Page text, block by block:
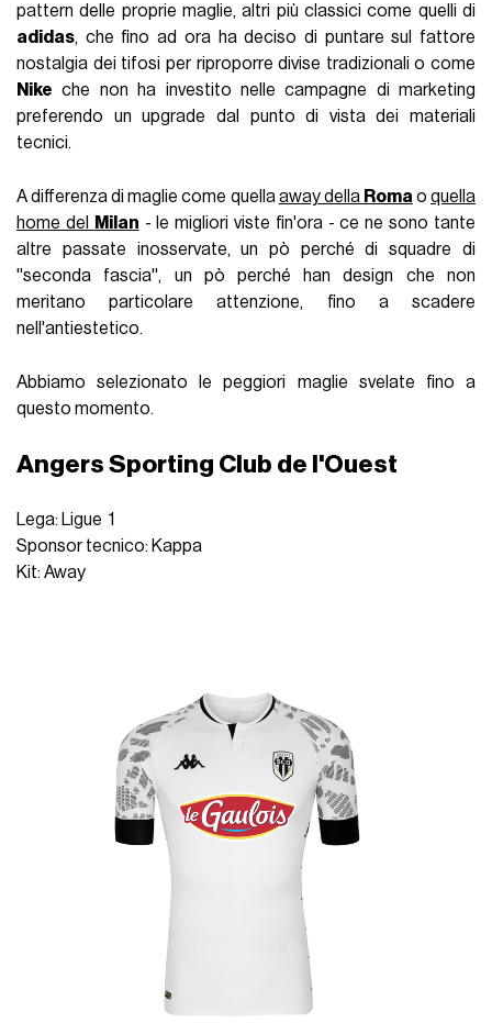
pattern delle proprie maglie, altri più classici come quelli di
adidas, che fino ad ora ha deciso di puntare sul fattore
nostalgia dei tifosi per riproporre divise tradizionali o come
Nike che non ha investito nelle campagne di marketing
preferendo un upgrade dal punto di vista dei materiali
tecnici.
A differenza di maglie come quellaaway della Roma o quella
home del
Milan - le migliori viste fin'ora - ce ne sono tante
altre passate inosservate, un pò perché di squadre di
''seconda fascia'', un pò perché han design che non
meritano particolare attenzione, fino a scadere
nell'antiestetico.
Abbiamo selezionato le peggiori maglie svelate fino a
questo momento.
Angers Sporting Club de l'Ouest
Lega: Ligue 1
Sponsor tecnico: Kappa
Kit: Away